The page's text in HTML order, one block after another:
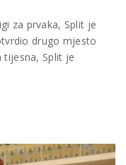
za prvaka, Split je
drugo mjesto
tijesna, Split je